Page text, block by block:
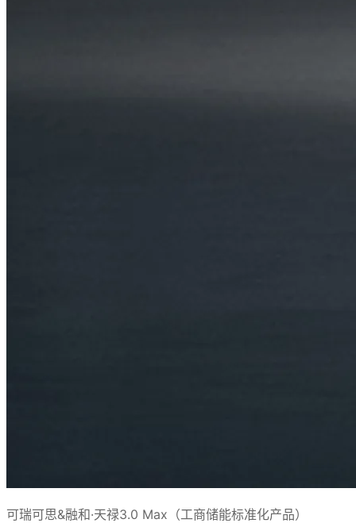
可瑞可思&融和·天禄3.0 Max（工商储能标准化产品）